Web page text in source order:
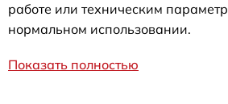
работе или техническим
нормальном использовании.
Показать полностью